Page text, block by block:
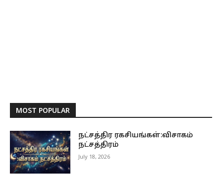
MOST POPULAR
நட்சத்திர ரகசியங்கள்:விசாகம்
நட்சத்திரம்
July 18, 2026